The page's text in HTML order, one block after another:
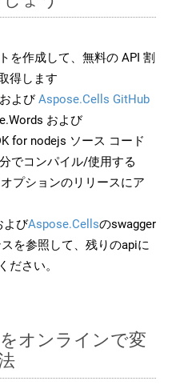
を作成して、無料の API 割
得します
およびAspose.Cells GitHub
および
for nodejs ソース コード
でコンパイル/使用する
プションのリリースにア
よびAspose.Cellsのswagger
を参照して、残りのapiに
ださい。
オンラインで変